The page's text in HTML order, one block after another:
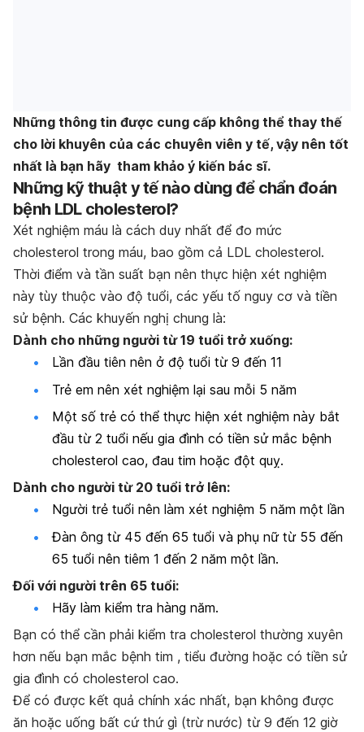
Những thông tin được cung cấp không thể thay thế
cho lời khuyên của các chuyên viên y tế, vậy nên tốt
nhất là bạn hãy tham khảo ý kiến bác sĩ.
Những kỹ thuật y tế nào dùng để chẩn đoán
bệnh LDL cholesterol?
Xét nghiệm máu là cách duy nhất để đo mức
cholesterol trong máu, bao gồm cả LDL cholesterol.
Thời điểm và tần suất bạn nên thực hiện xét nghiệm
này tùy thuộc vào độ tuổi, các yếu tố nguy cơ và tiền
sử bệnh. Các khuyến nghị chung là:
Dành cho những người từ 19 tuổi trở xuống:
Lần đầu tiên nên ở độ tuổi từ 9 đến 11
Trẻ em nên xét nghiệm lại sau mỗi 5 năm
Một số trẻ có thể thực hiện xét nghiệm này bắt
đầu từ 2 tuổi nếu gia đình có tiền sử mắc bệnh
cholesterol cao, đau tim hoặc đột quỵ.
Dành cho người từ 20 tuổi trở lên:
Người trẻ tuổi nên làm xét nghiệm 5 năm một lần
Đàn ông từ 45 đến 65 tuổi và phụ nữ từ 55 đến
65 tuổi nên tiêm 1 đến 2 năm một lần.
Đối với người trên 65 tuổi:
Hãy làm kiểm tra hàng năm.
Bạn có thể cần phải kiểm tra cholesterol thường xuyên
hơn nếu bạn mắc bệnh tim , tiểu đường hoặc có tiền sử
gia đình có cholesterol cao.
Để có được kết quả chính xác nhất, bạn không được
ăn hoặc uống bất cứ thứ gì (trừ nước) từ 9 đến 12 giờ